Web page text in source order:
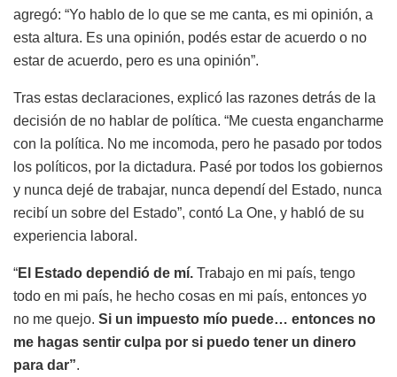
agregó: “Yo hablo de lo que se me canta, es mi opinión, a
esta altura. Es una opinión, podés estar de acuerdo o no
estar de acuerdo, pero es una opinión”.
Tras estas declaraciones, explicó las razones detrás de la
decisión de no hablar de política. “Me cuesta engancharme
con la política. No me incomoda, pero he pasado por todos
los políticos, por la dictadura. Pasé por todos los gobiernos
y nunca dejé de trabajar, nunca dependí del Estado, nunca
recibí un sobre del Estado”, contó La One, y habló de su
experiencia laboral.
“El Estado dependió de mí. Trabajo en mi país, tengo
todo en mi país, he hecho cosas en mi país, entonces yo
no me quejo. Si un impuesto mío puede… entonces no
me hagas sentir culpa por si puedo tener un dinero
para dar”.